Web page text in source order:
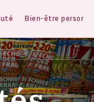
Bien-être